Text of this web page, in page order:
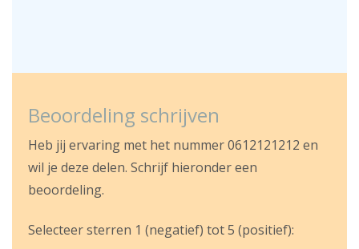
Beoordeling schrijven
Heb jij ervaring met het nummer 0612121212 en
wil je deze delen. Schrijf hieronder een
beoordeling.
Selecteer sterren 1 (negatief) tot 5 (positief):